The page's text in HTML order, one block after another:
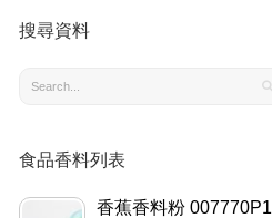
搜尋資料
食品香料列表
香蕉香料粉 007770P1